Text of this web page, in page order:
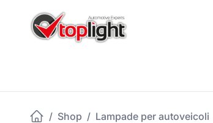
/ Shop / Lampade per autoveicoli